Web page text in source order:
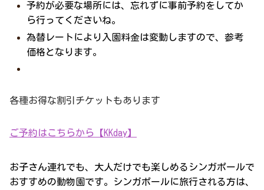
予約が必要な場所には、忘れずに事前予約をしてか
ら行ってくださいね。
為替レートにより入園料金は変動しますので、参考
価格となります。
各種お得な割引チケットもあります
ご予約はこちらから【KKday】
お子さん連れでも、大人だけでも楽しめるシンガポールで
おすすめの動物園です。シンガポールに旅行される方は、